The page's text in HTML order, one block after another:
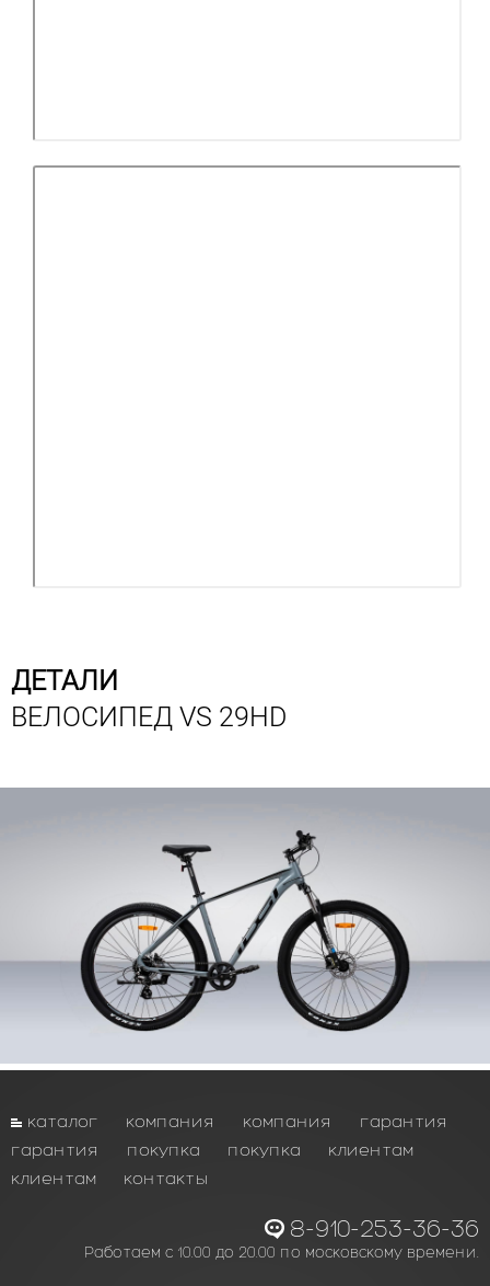
ДЕТАЛИ
ВЕЛОСИПЕД VS 29HD
каталог компания компания
гарантия
гарантия
покупка покупка
клиентам
клиентам
контакты
8-910-253-36-36
Работаем с 10.00 до 20.00 по московскому времени.